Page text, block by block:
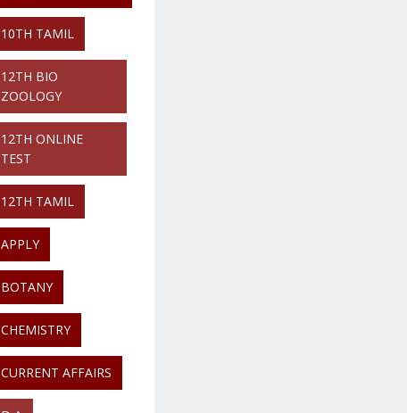
10TH TAMIL
12TH BIO
ZOOLOGY
12TH ONLINE
TEST
12TH TAMIL
APPLY
BOTANY
CHEMISTRY
CURRENT AFFAIRS